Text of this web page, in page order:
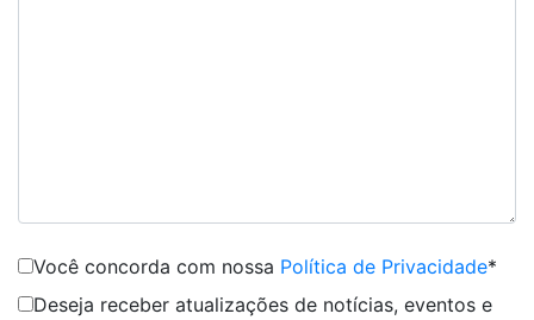
Você concorda com nossa Política de Privacidade*
Deseja receber atualizações de notícias, eventos e